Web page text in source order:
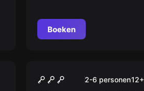
Boeken
Rise of the Dead
2-6 personen12+